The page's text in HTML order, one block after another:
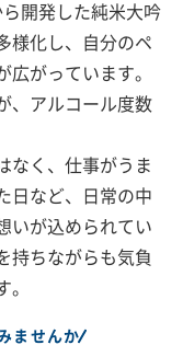
開発した純米大吟
様化し、自分のペ
広がっています。
、アルコール度数
なく、仕事がうま
日など、日常の中
いが込められてい
持ちながらも気負
。
ませんか